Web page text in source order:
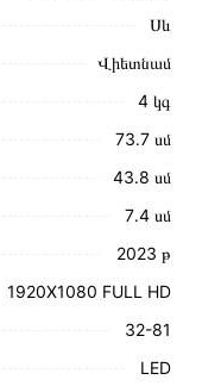
կայքում նշված
Սև
Վիետնամ
4 կգ
73․7 սմ
43․8 սմ
7․4 սմ
2023 թ
1920X1080 FULL HD
32-81
LED